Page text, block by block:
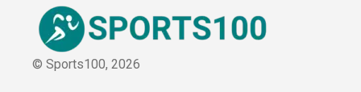
© Sports100, 2026